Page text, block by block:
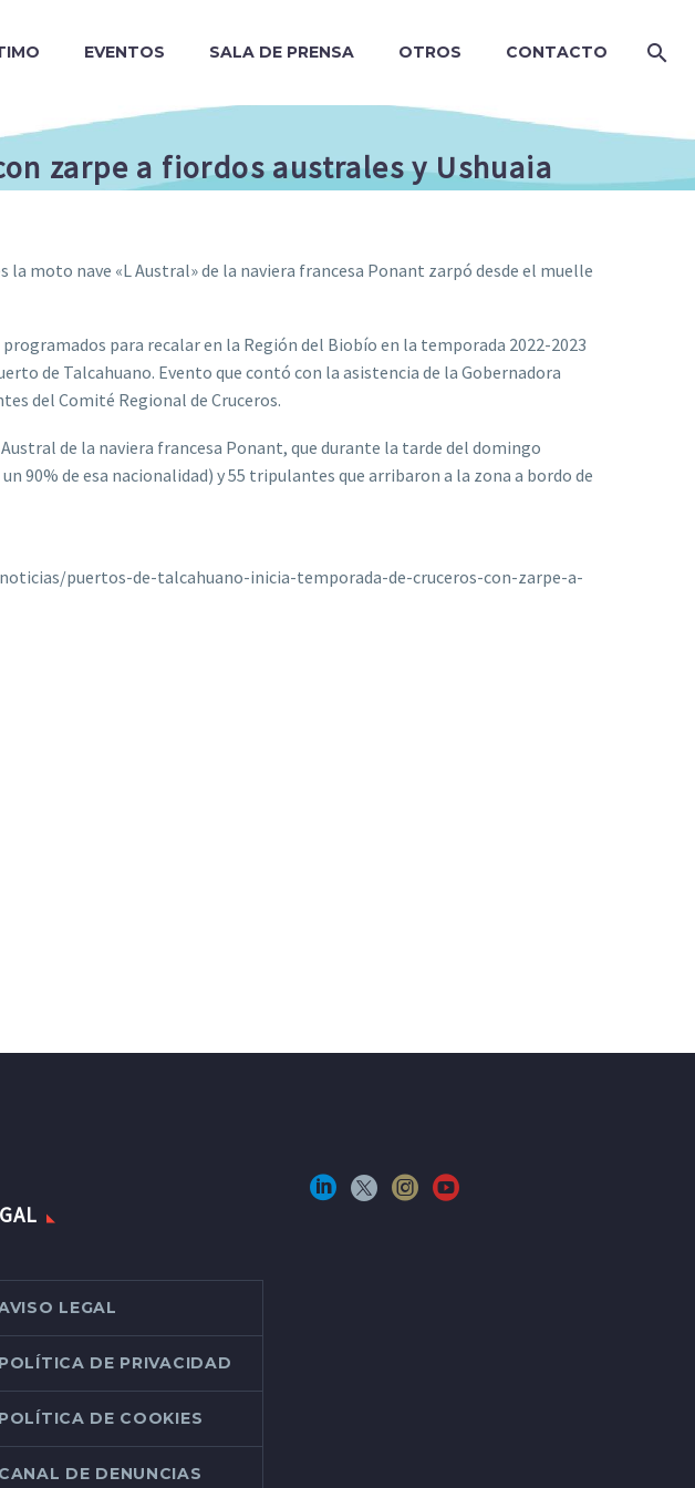
EVENTOS SALA DE PRENSA OTROS CONTACTO
zarpe a fiordos australes y Ushuaia
la moto nave «L Austral» de la naviera francesa Ponant zarpó desde el muelle
para recalar en la Región del Biobío en la temporada 2022-2023
de Talcahuano. Evento que contó con la asistencia de la Gobernadora
del Comité Regional de Cruceros.
de la naviera francesa Ponant, que durante la tarde del domingo
90% de esa nacionalidad) y 55 tripulantes que arribaron a la zona a bordo de
puertos-de-talcahuano-inicia-temporada-de-cruceros-con-zarpe-a-
LEGAL
POLÍTICA DE PRIVACIDAD
POLÍTICA DE COOKIES
CANAL DE DENUNCIAS